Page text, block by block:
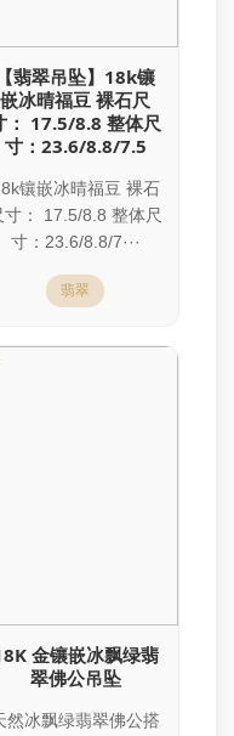
【翡翠吊坠】18k镶
嵌冰晴福豆 裸石尺
： 17.5/8.8 整体尺
寸：23.6/8.8/7.5
镶嵌冰晴福豆 裸石
寸： 17.5/8.8 整体尺
寸：23.6/8.8/7···
翡翠
金镶嵌冰飘绿翡
翠佛公吊坠
然冰飘绿翡翠佛公搭